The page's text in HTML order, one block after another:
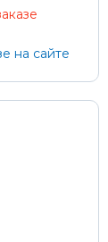
на сайте